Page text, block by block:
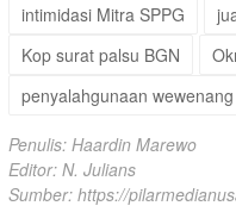
intimidasi Mitra SPPG
Kop surat palsu BGN
penyalahgunaan wewenang
Penulis: Haardin Marewo
Editor: N. Julians
Sumber: https://